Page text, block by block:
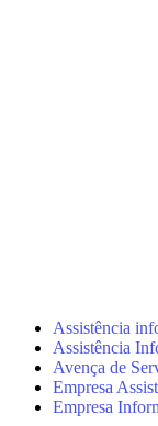
Assistência
Assistência
Avença de
Empresa
Empresa